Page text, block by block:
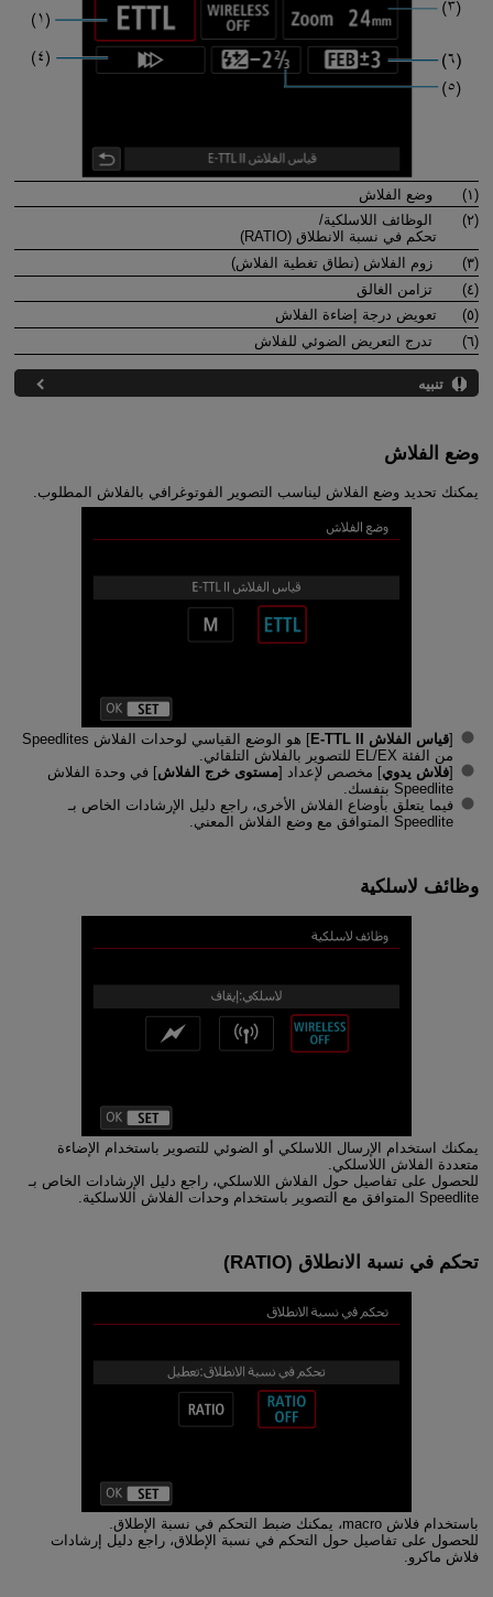
(١)
وضع الفلاش
(٢)
الوظائف اللاسلكية/
تحكم في نسبة الانطلاق (RATIO)
(٣)
زوم الفلاش (نطاق تغطية الفلاش)
(٤)
تزامن الغالق
(٥)
تعويض درجة إضاءة الفلاش
(٦)
تدرج التعريض الضوئي للفلاش
تنبيه
وضع الفلاش
يمكنك تحديد وضع الفلاش ليناسب التصوير الفوتوغرافي بالفلاش المطلوب.
[قياس الفلاش E-TTL II
] هو الوضع القياسي لوحدات الفلاش Speedlites
من الفئة EL/EX للتصوير بالفلاش التلقائي.
[فلاش يدوي] مخصص لإعداد [مستوى خرج الفلاش] في وحدة الفلاش
Speedlite بنفسك.
فيما يتعلق بأوضاع الفلاش الأخرى، راجع دليل الإرشادات الخاص بـ
Speedlite المتوافق مع وضع الفلاش المعني.
وظائف لاسلكية
يمكنك استخدام الإرسال اللاسلكي أو الضوئي للتصوير باستخدام الإضاءة
متعددة الفلاش اللاسلكي.
للحصول على تفاصيل حول الفلاش اللاسلكي، راجع دليل الإرشادات الخاص بـ
Speedlite المتوافق مع التصوير باستخدام وحدات الفلاش اللاسلكية.
تحكم في نسبة الانطلاق (RATIO)
باستخدام فلاش macro، يمكنك ضبط التحكم في نسبة الإطلاق.
للحصول على تفاصيل حول التحكم في نسبة الإطلاق، راجع دليل إرشادات
فلاش ماكرو.